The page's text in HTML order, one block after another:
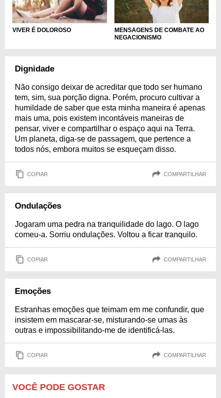
VIVER É DOLOROSO
MENSAGENS DE COMBATE AO
NEGACIONISMO
Dignidade
Não consigo deixar de acreditar que todo ser humano
tem, sim, sua porção digna. Porém, procuro cultivar a
humildade de saber que esta minha maneira é apenas
mais uma, pois existem incontáveis maneiras de
pensar, viver e compartilhar o espaço aqui na Terra.
Um planeta, diga-se de passagem, que pertence a
todos nós, embora muitos se esqueçam disso.
COPIAR COMPARTILHAR
Ondulações
Jogaram uma pedra na tranquilidade do lago. O lago
comeu-a. Sorriu ondulações. Voltou a ficar tranquilo.
COPIAR COMPARTILHAR
Emoções
Estranhas emoções que teimam em me confundir, que
insistem em mascarar-se, misturando-se umas às
outras e impossibilitando-me de identificá-las.
COPIAR COMPARTILHAR
VOCÊ PODE GOSTAR